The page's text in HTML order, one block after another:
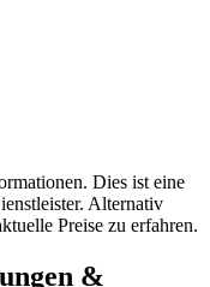
Dies ist eine
Alternativ
Preise zu erfahren.
&